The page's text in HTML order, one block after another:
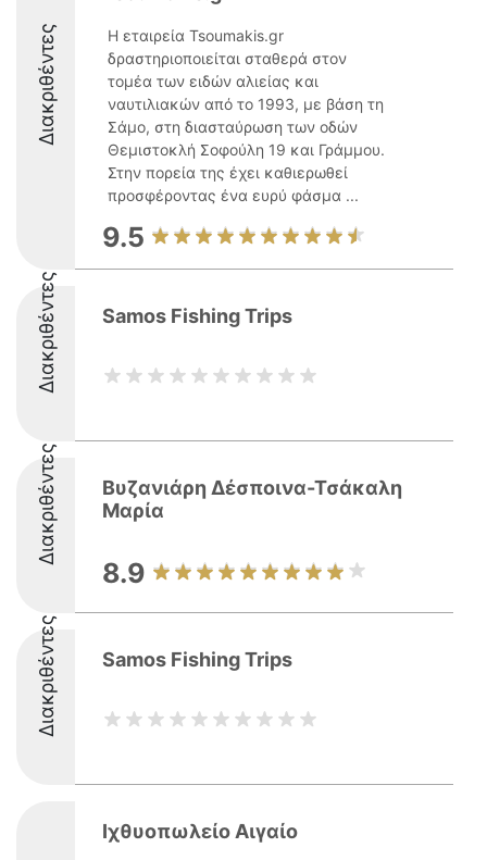
Διακριθέντες
Η εταιρεία Tsoumakis.gr
δραστηριοποιείται σταθερά στον
τομέα των ειδών αλιείας και
ναυτιλιακών από το 1993, με βάση τη
Σάμο, στη διασταύρωση των οδών
Θεμιστοκλή Σοφούλη 19 και Γράμμου.
Στην πορεία της έχει καθιερωθεί
προσφέροντας ένα ευρύ φάσμα ...
9.5
Διακριθέντες Samos Fishing Trips
Διακριθέντες
Βυζανιάρη Δέσποινα-Τσάκαλη
Μαρία
8.9
Διακριθέντες Samos Fishing Trips
Ιχθυοπωλείο Αιγαίο